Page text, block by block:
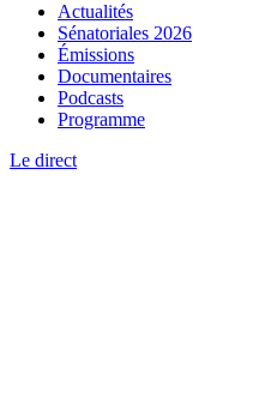
Actualités
Sénatoriales 2026
Émissions
Documentaires
Podcasts
Programme
Le direct